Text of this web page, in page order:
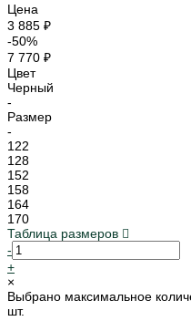
Цена
3 885 ₽
-50%
7 770 ₽
Цвет
Черный
-
Размер
-
122
128
152
158
164
170
Таблица размеров
-
+
×
Выбрано максимальное
шт.